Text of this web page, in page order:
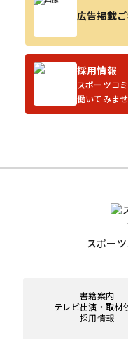
広告掲載
採用情報
スポーツコ
働いてみま
スポー
書籍案内
テレビ出演・取材
採用情報